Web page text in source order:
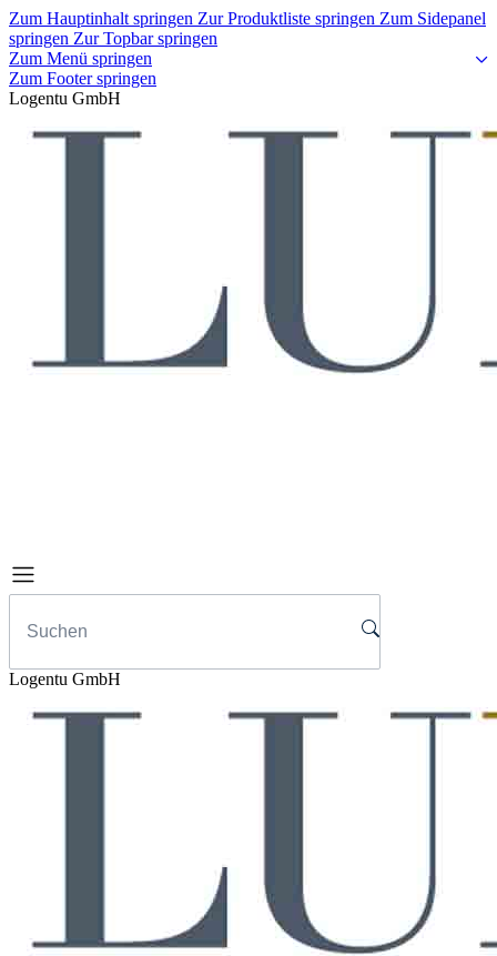
Zum Hauptinhalt springen Zur Produktliste springen Zum Sidepanel
springen Zur Topbar springen
Zum Menü springen
Zum Footer springen
Logentu GmbH
Logentu GmbH